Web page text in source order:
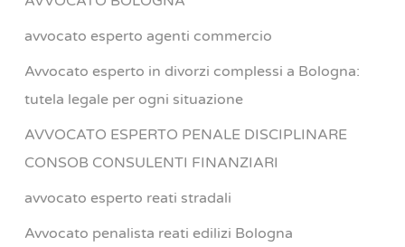
avvocato esperto agenti commercio
Avvocato esperto in divorzi complessi a Bologna:
tutela legale per ogni situazione
AVVOCATO ESPERTO PENALE DISCIPLINARE
CONSOB CONSULENTI FINANZIARI
avvocato esperto reati stradali
Avvocato penalista reati edilizi Bologna